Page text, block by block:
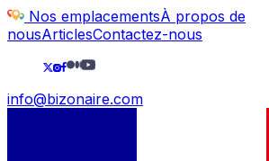
Nos emplacementsÀ propos de
nousArticlesContactez-nous
info@bizonaire.com